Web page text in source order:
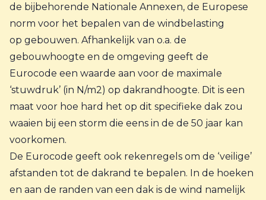
de bijbehorende Nationale Annexen, de Europese
norm voor het bepalen van de windbelasting
op gebouwen. Afhankelijk van o.a. de
gebouwhoogte en de omgeving geeft de
Eurocode een waarde aan voor de maximale
‘stuwdruk’ (in N/m2) op dakrandhoogte. Dit is een
maat voor hoe hard het op dit specifieke dak zou
waaien bij een storm die eens in de de 50 jaar kan
voorkomen.
De Eurocode geeft ook rekenregels om de ‘veilige’
afstanden tot de dakrand te bepalen. In de hoeken
en aan de randen van een dak is de wind namelijk